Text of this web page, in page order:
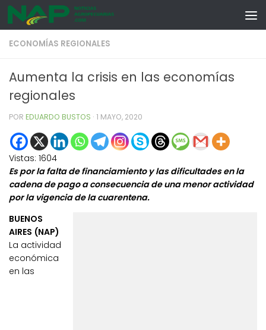
Skip to content
ECONOMÍAS REGIONALES
Aumenta la crisis en las economías
regionales
POR EDUARDO BUSTOS · 1 MAYO, 2020
Vistas: 1604
Es por la falta de financiamiento y las dificultades en la
cadena de pago a consecuencia de una menor actividad
por la vigencia de la cuarentena.
BUENOS
AIRES (NAP)
La actividad
económica
en las